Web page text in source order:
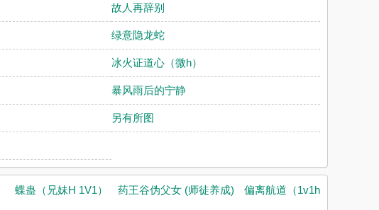
故人再辞别
绿意隐龙蛇
冰火证道心（微h）
暴风雨后的宁静
另有所图
蝶蛊（兄妹H 1V1） 药王谷伪父女 (师徒养成)
偏离航道（1v1h